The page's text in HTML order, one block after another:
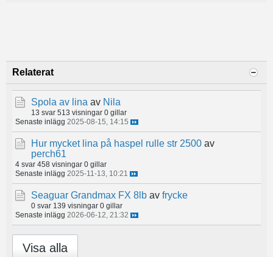
Relaterat
Spola av lina av Nila
13 svar 513 visningar 0 gillar
Senaste inlägg 2025-08-15, 14:15
Hur mycket lina på haspel rulle str 2500 av
perch61
4 svar 458 visningar 0 gillar
Senaste inlägg 2025-11-13, 10:21
Seaguar Grandmax FX 8lb av frycke
0 svar 139 visningar 0 gillar
Senaste inlägg 2026-06-12, 21:32
Visa alla